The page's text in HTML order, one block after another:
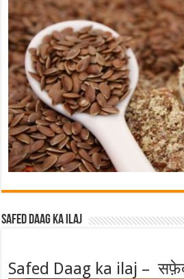
Safed Daag ka ilaj
Safed Daag ka ilaj –